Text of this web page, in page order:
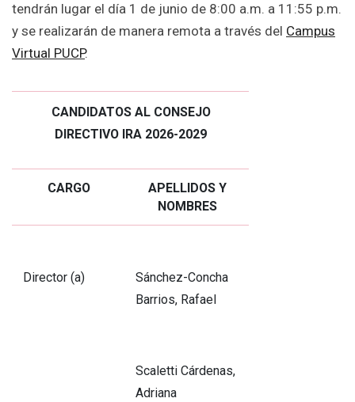
tendrán lugar el día 1 de junio de 8:00 a.m. a 11:55 p.m.
y se realizarán de manera remota a través del Campus
Virtual PUCP.
CANDIDATOS AL CONSEJO
DIRECTIVO IRA 2026-2029
CARGO
APELLIDOS Y
NOMBRES
Director (a)
Sánchez-Concha
Barrios, Rafael
Scaletti Cárdenas,
Adriana